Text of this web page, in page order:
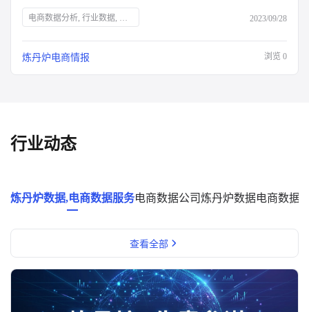
电商数据分析, 行业数据, 品牌数据, 店铺数据, 商品数据, 炼丹炉, 双十一大促, 运营表格, 行业报告, 面试资料, 电商干货包, 免费领取, 大促销售目标规划, 流量渠道复盘, 会员数据复盘, 电商部门绩效晋升, 电商运营利润分析, 出入库明细登记, 库存预警, 电商推广运营计划, 店铺运营每日流水记账, 店铺运营成本统计, 数据洞察, 市场消费趋势, 数字化驱动, 佛系经济, 大健康趋势, 护肤品功能性原料, 户外行业机会点, 男士护肤, 演出经济增长, 年轻人观察 2023/09/28
炼丹炉电商情报 浏览 0
行业动态
炼丹炉数据,电商数据服务电商数据公司炼丹炉数据电商数据
查看全部